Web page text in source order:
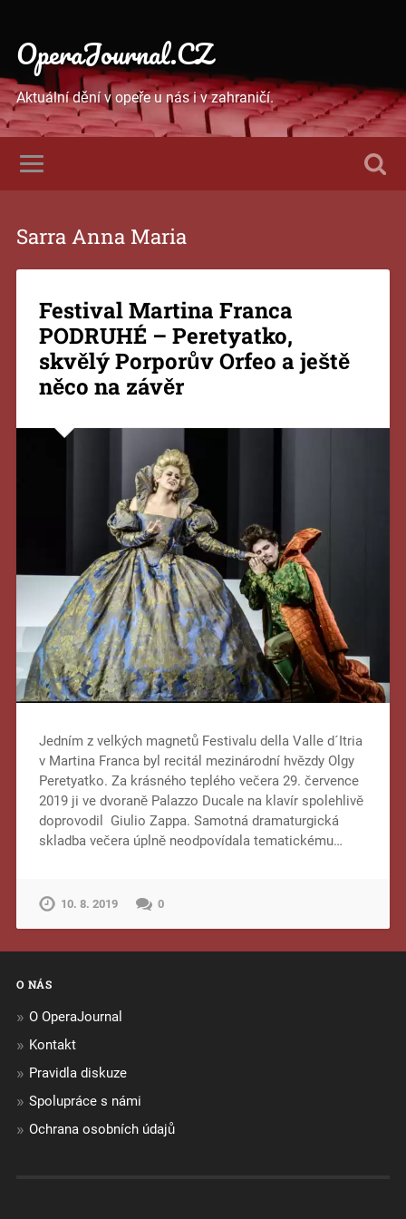
OperaJournal.CZ
Aktuální dění v opeře u nás i v zahraničí.
Sarra Anna Maria
Festival Martina Franca
PODRUHÉ – Peretyatko,
skvělý Porporův Orfeo a ještě
něco na závěr
Jedním z velkých magnetů Festivalu della Valle d´Itria
v Martina Franca byl recitál mezinárodní hvězdy Olgy
Peretyatko. Za krásného teplého večera 29. července
2019 ji ve dvoraně Palazzo Ducale na klavír spolehlivě
doprovodil Giulio Zappa. Samotná dramaturgická
skladba večera úplně neodpovídala tematickému…
10. 8. 2019 0
O NÁS
O OperaJournal
Kontakt
Pravidla diskuze
Spolupráce s námi
Ochrana osobních údajů